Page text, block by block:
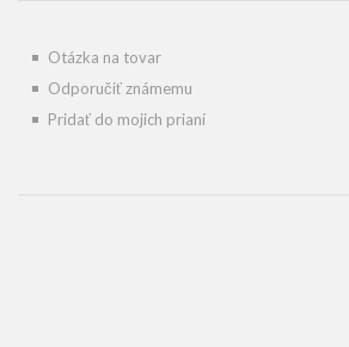
Otázka na tovar
Odporučiť známemu
Pridať do mojich prianí